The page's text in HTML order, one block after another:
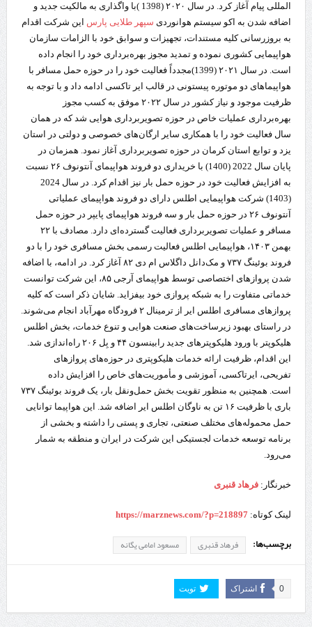
المللی پیام آغاز کرد. در سال ۲۰۲۰ (1398 )با واگذاری به مالکیت جدید و
اضافه شدن به اکو سیستم هوانوردی سپهر طلایی پارس این شرکت اقدام
به بروزرسانی کلیه مستندات، تجهیزات و سوابق خود با الزامات سازمان
هواپیمایی کشوری نموده و تمدید مجوز بهره‌برداری خود را انجام داده
است. در سال ۲۰۲۱ (1399)مجدداً فعالیت خود را در حوزه حمل مسافر با
هواپیماهای دو موتوره پیستونی در قالب ایر تاکسی ادامه داد و با توجه به
ظرفیت موجود و نیاز کشور در سال ۲۰۲۲ موفق به کسب مجوز
بهره‌برداری عملیات خاص در حوزه تصویربرداری هوایی شد که در همان
سال فعالیت خود را با همکاری سایر ارگان‌های خصوصی و دولتی در استان
یزد و توابع استان کرمان در حوزه تصویربرداری آغاز نمود. همزمان در
پایان سال 2022 (1400) با خریداری دو فروند هواپیمای آنتونوف ۲۶ نسبت
به افزایش فعالیت خود در حوزه حمل بار نیز اقدام کرد. در سال 2024
(1403) شرکت هواپیمایی اطلس دارای دو فروند هواپیمای عملیاتی
آنتونوف ۲۶ در حوزه حمل بار و سه فروند هواپیمای پایپر در حوزه حمل
مسافر و عملیات تصویربرداری فعالیت گسترده‌ای دارد. مصادف با ۲۲
بهمن ۱۴۰۳، هواپیمایی اطلس فعالیت رسمی بخش مسافری خود را با دو
فروند بوئینگ ۷۳۷ و مک‌دانل داگلاس ام دی ۸۲ آغاز کرد. در ادامه، با اضافه
شدن پروازهای اختصاصی توسط هواپیمای آرجی ۸۵، این شرکت توانست
خدماتی متفاوت را به شبکه پروازی خود بیفزاید. شایان ذکر است که کلیه
پروازهای مسافری اطلس ایر از ترمینال ۲ فرودگاه مهرآباد انجام می‌شوند.
در راستای بهبود زیرساخت‌های صنعت هوایی و تنوع خدمات، بخش اطلس
هلیکوپتر با ورود هلیکوپترهای جدید رابینسون ۴۴ و بِل ۲۰۶ راه‌اندازی شد.
این اقدام، ظرفیت ارائه خدمات هلیکوپتری در حوزه‌های پروازهای
تفریحی، ایرتاکسی، آموزشی و مأموریت‌های خاص را افزایش داده
است. همچنین به منظور تقویت بخش حمل‌ونقل بار، یک فروند بوئینگ ۷۳۷
باری با ظرفیت ۱۶ تن به ناوگان اطلس ایر اضافه شد. این هواپیما توانایی
حمل محموله‌های مختلف صنعتی، تجاری و پستی را داشته و بخشی از
برنامه توسعه خدمات لجستیکی این شرکت در ایران و منطقه به شمار
می‌رود.
خبرنگار: فرهاد قنبری
لینک کوتاه: https://marznews.com/?p=218897
برچسب‌ها: فرهاد قنبری مسعود امامی یگانه
اشتراک 0 تویت